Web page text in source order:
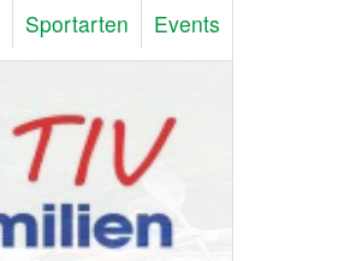
Sportarten Events